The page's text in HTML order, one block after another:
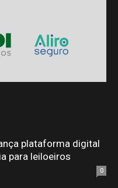
plataforma digital
para leiloeiros
0